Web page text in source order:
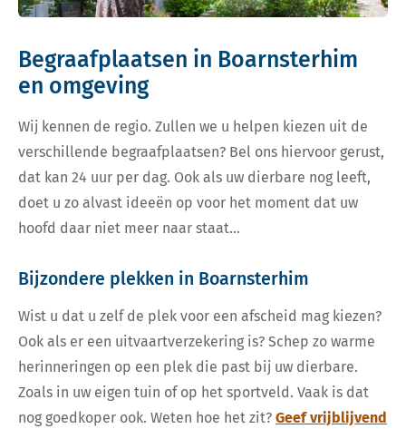
Begraafplaatsen in Boarnsterhim
en omgeving
Wij kennen de regio. Zullen we u helpen kiezen uit de
verschillende begraafplaatsen? Bel ons hiervoor gerust,
dat kan 24 uur per dag. Ook als uw dierbare nog leeft,
doet u zo alvast ideeën op voor het moment dat uw
hoofd daar niet meer naar staat…
Bijzondere plekken in Boarnsterhim
Wist u dat u zelf de plek voor een afscheid mag kiezen?
Ook als er een uitvaartverzekering is? Schep zo warme
herinneringen op een plek die past bij uw dierbare.
Zoals in uw eigen tuin of op het sportveld. Vaak is dat
nog goedkoper ook. Weten hoe het zit? Geef vrijblijvend